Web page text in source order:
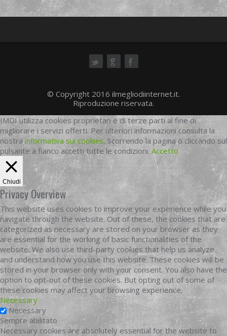
© Copyright 2016 ilmegliodiinternet.it.
Riproduzione riservata.
IMDI utilizza cookies proprietari e di terze parti al fine di
migliorare i servizi offerti. Per ulteriori informazioni consulta la
nostrainformativa sui cookies. Scorrendo la pagina o cliccando sul
pulsante a fianco accetti tutte le condizioni. Accetto
Chiudi
Privacy Overview
This website uses cookies to improve your experience while you
navigate through the website. Out of these, the cookies that are
categorized as necessary are stored on your browser as they
are essential for the working of basic functionalities of the
website. We also use third-party cookies that help us analyze
and understand how you use this website. These cookies will be
stored in your browser only with your consent. You also have the
option to opt-out of these cookies. But opting out of some of
these cookies may affect your browsing experience.
Necessary
Necessary
Sempre abilitato
Necessary cookies are absolutely essential for the website to